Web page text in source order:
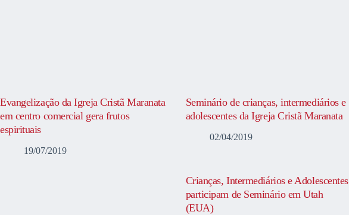
Evangelização da Igreja Cristã Maranata
em centro comercial gera frutos
espirituais
19/07/2019
Seminário de crianças, intermediários e
adolescentes da Igreja Cristã Maranata
02/04/2019
Crianças, Intermediários e Adolescentes
participam de Seminário em Utah
(EUA)